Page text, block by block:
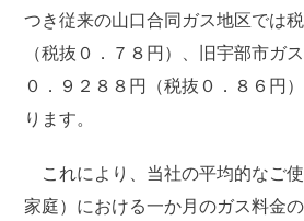
つき従来の山口合同ガス地区では
（税抜０．７８円）、旧宇部市ガ
０．９２８８円（税抜０．８６円
ります。
これにより、当社の平均的なご
家庭）における一か月のガス料金